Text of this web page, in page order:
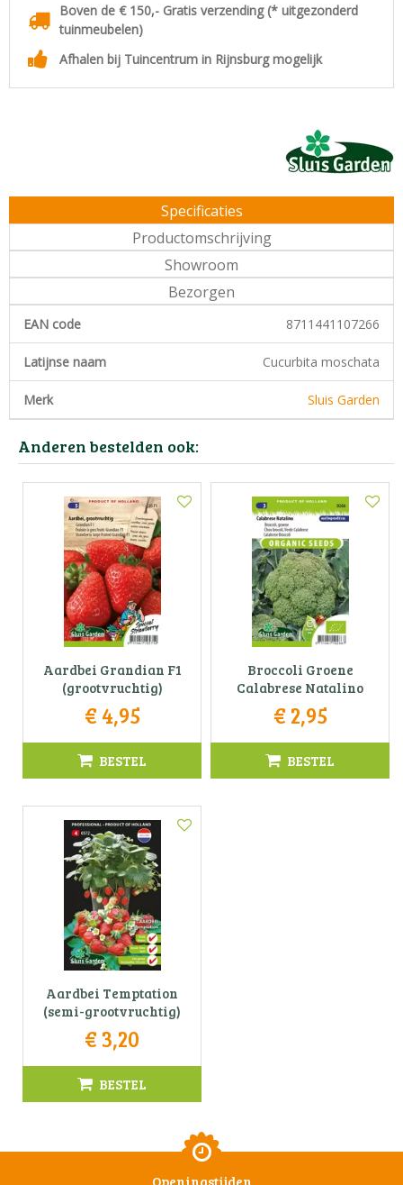
Boven de € 150,- Gratis verzending (* uitgezonderd
tuinmeubelen)
Afhalen bij Tuincentrum in Rijnsburg mogelijk
Specificaties
Productomschrijving
Showroom
Bezorgen
EAN code 8711441107266
Latijnse naam Cucurbita moschata
Merk Sluis Garden
Anderen bestelden ook:
Aardbei Grandian F1
(grootvruchtig)
€ 4,95
BESTEL
Broccoli Groene
Calabrese Natalino
€ 2,95
BESTEL
Aardbei Temptation
(semi-grootvruchtig)
€3,20
BESTEL
Openingstijden